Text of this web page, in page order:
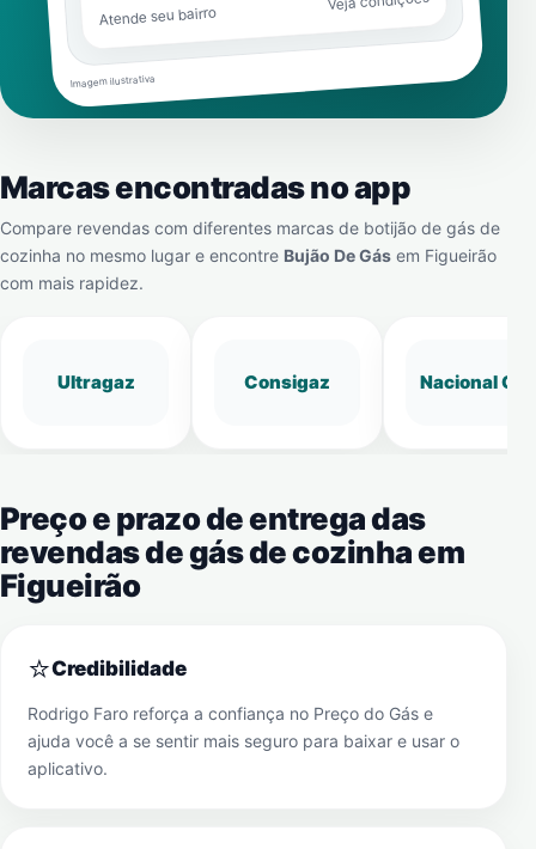
Atende seu bairro
Imagem ilustrativa
Marcas encontradas no app
Compare revendas com diferentes marcas de botijão de gás de
cozinha no mesmo lugar e encontre Bujão De Gás em Figueirão
com mais rapidez.
Ultragaz Consigaz Nacional Gás
Preço e prazo de entrega das
revendas de gás de cozinha em
Figueirão
⭐Credibilidade
Rodrigo Faro reforça a confiança no Preço do Gás e
ajuda você a se sentir mais seguro para baixar e usar o
aplicativo.